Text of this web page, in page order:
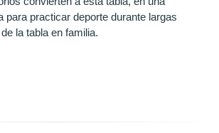
para practicar deporte durante largas
la tabla en familia.